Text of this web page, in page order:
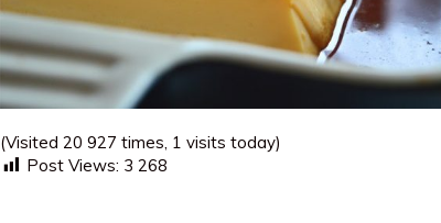
(Visited 20 927 times, 1 visits today)
Post Views: 3 268